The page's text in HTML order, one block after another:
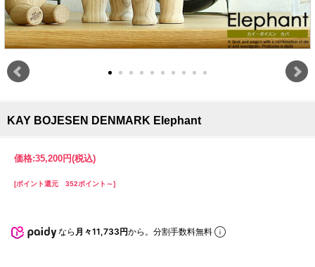
KAY BOJESEN DENMARK Elephant
価格:35,200円(税込)
[ポイント還元 352ポイント～]
なら 月々11,733円から。分割手数料無料